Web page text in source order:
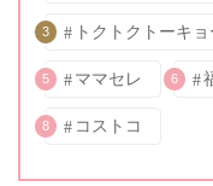
3 トクトクトーキョ
5 ママセレ 6
8 コストコ